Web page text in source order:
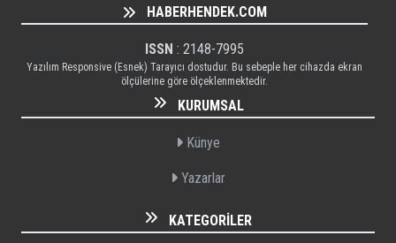
HABERHENDEK.COM
ISSN : 2148-7995
Yazılım Responsive (Esnek) Tarayıcı dostudur. Bu sebeple her cihazda ekran
ölçülerine göre ölçeklenmektedir.
KURUMSAL
Künye
Yazarlar
KATEGORILER